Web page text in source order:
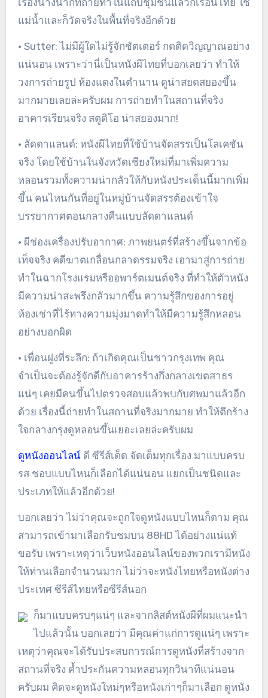
แม่น้ำและก็วัดจริงในพื้นที่จริงอีกด้วย
• Sutter: ไม่มีผู้ใดไม่รู้จักชัตเตอร์ กดติดวิญญาณอย่าง
แน่นอน เพราะว่านี่เป็นหนังผีไทยที่บอกเลยว่า ทำให้
วงการถ่ายรูป ห้องแดงในตำนาน ดูน่าสยดสยองขึ้น
มากมายเลยล่ะครับผม การถ่ายทำในสถานที่จริง
อาคารเรียนจริง สตูดิโอ น่าสยองมาก!
• ลัดดาแลนด์: หนังผีไทยที่ใช้บ้านจัดสรรเป็นโลเคชัน
จริง โดยใช้บ้านในจังหวัดเชียงใหม่ที่มาเพิ่มความ
หลอนรวมทั้งความน่ากลัวให้กับหนังประเด็นนี้มากเพิ่ม
ขึ้น คนไหนกันที่อยู่ในหมู่บ้านจัดสรรต้องเข้าใจ
บรรยากาศตอนกลางคืนแบบลัดดาแลนด์
• ผีช่องเครื่องปรับอากาศ: ภาพยนตร์ที่สร้างขึ้นจากข้อ
เท็จจริง คดีฆาตเกลื่อนกลาดรรมจริง เอามาสู่การถ่าย
ทำในฉากโรงแรมหรืออพาร์ตเมนต์จริง ที่ทำให้ตัวหนัง
มีความน่าสะพรึงกลัวมากขึ้น ความรู้สึกของการอยู่
ห้องเช่าที่ไร้ทางความมุ่งมาดทำให้มีความรู้สึกหลอน
อย่างบอกผิด
• เพื่อนฝูงที่ระลึก: ถ้าเกิดคุณเป็นชาวกรุงเทพ คุณ
จำเป็นจะต้องรู้จักดีกับอาคารร้างกึ่งกลางเขตสาธร
แน่ๆ เคยมีคนขึ้นไปตรวจสอบแล้วพบกับศพมาแล้วอีก
ด้วย เรื่องนี้ถ่ายทำในสถานที่จริงมากมาย ทำให้ตึกร้าง
ใจกลางกรุงดูหลอนขึ้นเยอะเลยล่ะครับผม
ดูหนังออนไลน์ดี ซีรีส์เด็ด จัดเต็มทุกเรื่อง มาแบบครบ
รส ชอบแบบไหนก็เลือกได้แน่นอน แยกเป็นชนิดและ
ประเภทให้แล้วอีกด้วย!
บอกเลยว่า ไม่ว่าคุณจะถูกใจดูหนังแบบไหนก็ตาม คุณ
สามารถเข้ามาเลือกรับชมบน 88HD ได้อย่างแน่แท้
ขอรับ เพราะเหตุว่าเว็บหนังออนไลน์ของพวกเรามีหนัง
ให้ท่านเลือกจำนวนมาก ไม่ว่าจะหนังไทยหรือหนังต่าง
ประเทศ ซีรีส์ไทยหรือซีรีส์นอก
ก็มาแบบครบๆแน่ๆ และจากลิสต์หนังผีที่ผมแนะนำ
ไปแล้วนั้น บอกเลยว่า มีคุณค่าแก่การดูแน่ๆ เพราะ
เหตุว่าคุณจะได้รับประสบการณ์การดูหนังที่สร้างจาก
สถานที่จริง ค้ำประกันความหลอนทุกวินาทีแน่นอน
ครับผม คิดจะดูหนังใหม่ๆหรือหนังเก่าๆก็มาเลือก ดูหนัง